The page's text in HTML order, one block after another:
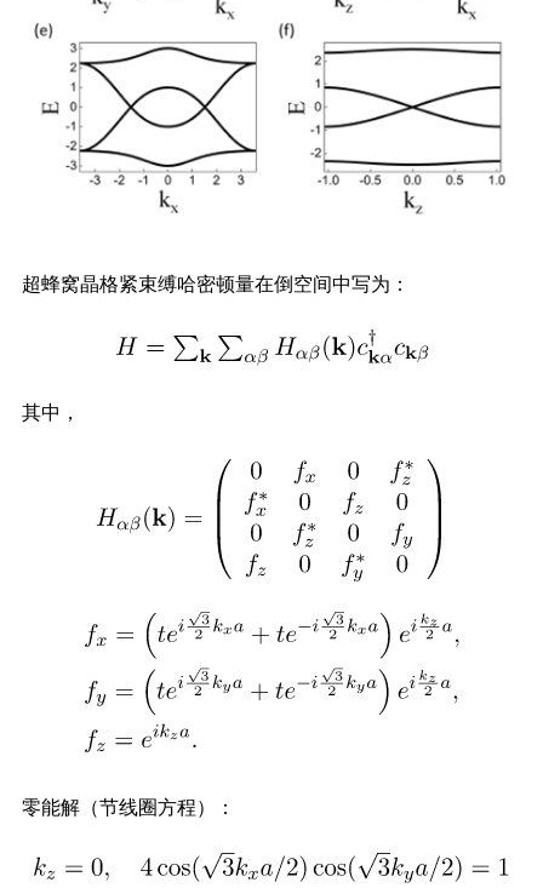
超蜂窝晶格紧束缚哈密顿量在倒空间中写为：
其中，
零能解（节线圈方程）：